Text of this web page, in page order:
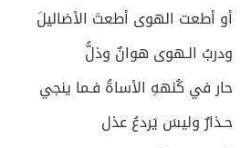
أو أطعت الهوى أطعتَ الأضاليلَ
ودربُ الـهوى هوانٌ وذلُّ
حار في كُنههِ الأساةُ فـما ينجي
حـذارٌ وليسَ يَردعُ عذل